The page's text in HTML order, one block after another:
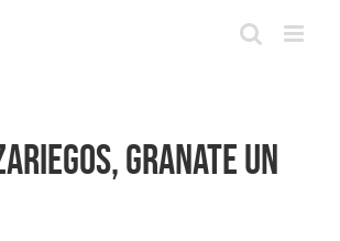
granate un